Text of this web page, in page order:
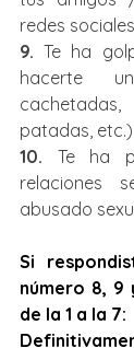
redes sociales
9. Te ha
hacerte
patadas, etc.)
10. Te ha
relaciones
abusado
Si
número 8, 9
de la 1 a la 7: